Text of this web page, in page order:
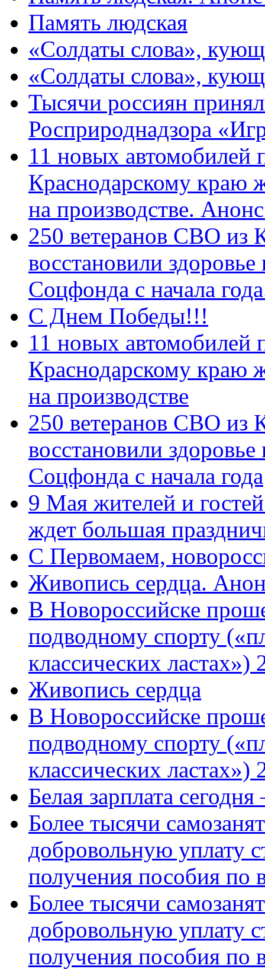
Память людская
«Солдаты слова»,
«Солдаты слова»,
Тысячи россиян
Росприроднадзора
11 новых автомобилей
Краснодарскому краю
на производстве.
250 ветеранов СВО из
восстановили
Соцфонда с начала
С Днем Победы!!!
11 новых автомобилей
Краснодарскому краю
на производстве
250 ветеранов СВО из
восстановили
Соцфонда с начала года
9 Мая жителей и
ждет большая
C Первомаем,
Живопись сердца.
В Новороссийске
подводному спорту
классических
Живопись сердца
В Новороссийске
подводному спорту
классических ластах»)
Белая зарплата
Более тысячи
добровольную уплату
получения пособия по
Более тысячи
добровольную уплату
получения пособия по